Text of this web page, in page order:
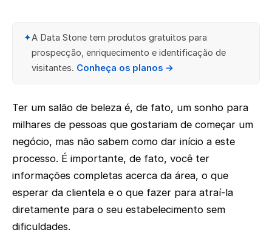
✦A Data Stone tem produtos gratuitos para
prospecção, enriquecimento e identificação de
visitantes. Conheça os planos →
Ter um salão de beleza é, de fato, um sonho para
milhares de pessoas que gostariam de começar um
negócio, mas não sabem como dar início a este
processo. É importante, de fato, você ter
informações completas acerca da área, o que
esperar da clientela e o que fazer para atraí-la
diretamente para o seu estabelecimento sem
dificuldades.